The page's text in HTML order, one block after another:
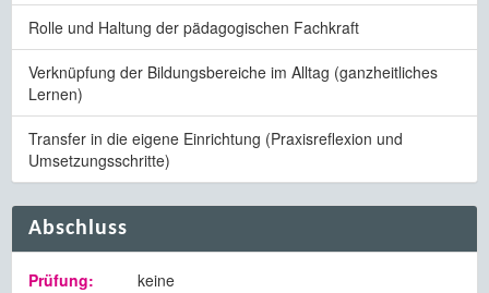
Rolle und Haltung der pädagogischen Fachkraft
Verknüpfung der Bildungsbereiche im Alltag (ganzheitliches
Lernen)
Transfer in die eigene Einrichtung (Praxisreflexion und
Umsetzungsschritte)
Abschluss
Prüfung:
keine